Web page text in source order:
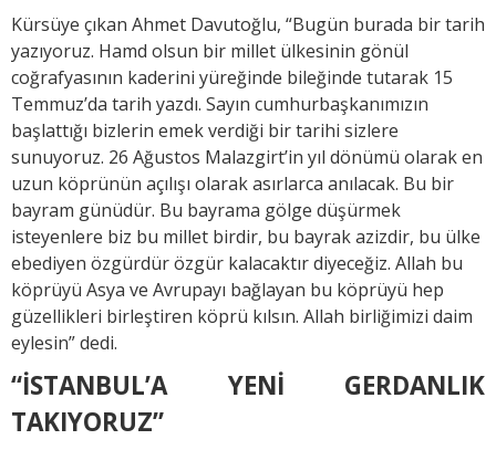
Kürsüye çıkan Ahmet Davutoğlu, “Bugün burada bir tarih
yazıyoruz. Hamd olsun bir millet ülkesinin gönül
coğrafyasının kaderini yüreğinde bileğinde tutarak 15
Temmuz’da tarih yazdı. Sayın cumhurbaşkanımızın
başlattığı bizlerin emek verdiği bir tarihi sizlere
sunuyoruz. 26 Ağustos Malazgirt’in yıl dönümü olarak en
uzun köprünün açılışı olarak asırlarca anılacak. Bu bir
bayram günüdür. Bu bayrama gölge düşürmek
isteyenlere biz bu millet birdir, bu bayrak azizdir, bu ülke
ebediyen özgürdür özgür kalacaktır diyeceğiz. Allah bu
köprüyü Asya ve Avrupayı bağlayan bu köprüyü hep
güzellikleri birleştiren köprü kılsın. Allah birliğimizi daim
eylesin” dedi.
“İSTANBUL’A YENİ GERDANLIK
TAKIYORUZ”